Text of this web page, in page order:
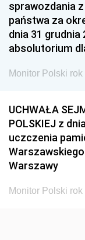
1951
1948
1939
sprawozdania
państwa za
dnia 31 grudnia
absolutorium
Monitor Polski
UCHWAŁA
POLSKIEJ z
uczczenia
Warszawy
Monitor Polski